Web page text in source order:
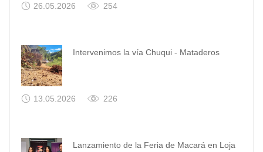
26.05.2026 254
Intervenimos la vía Chuqui - Mataderos
13.05.2026 226
Lanzamiento de la Feria de Macará en Loja